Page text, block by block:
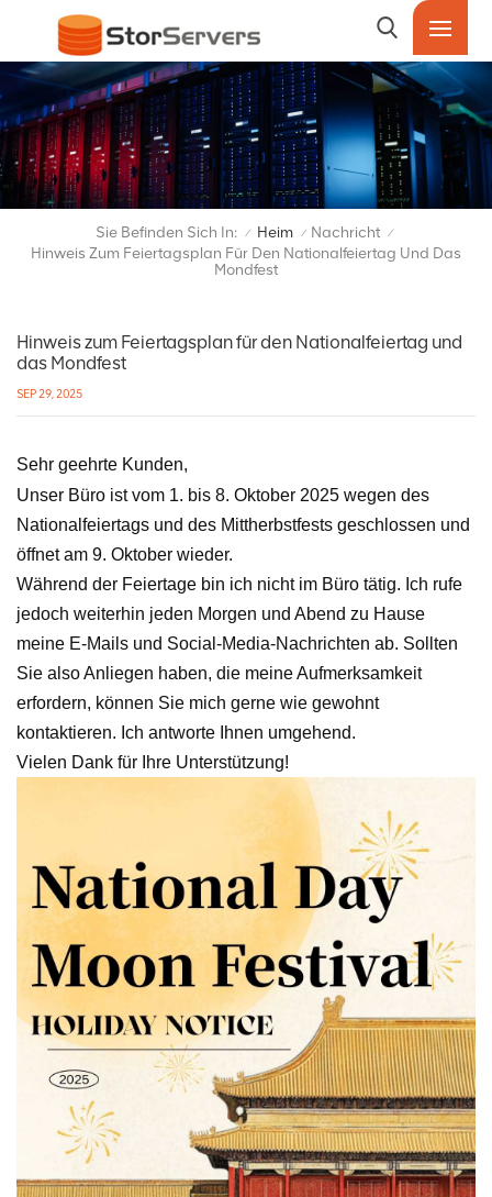
Sie Befinden Sich In: / Heim / Nachricht /
Hinweis Zum Feiertagsplan Für Den Nationalfeiertag Und Das
Mondfest
Hinweis zum Feiertagsplan für den Nationalfeiertag und
das Mondfest
SEP 29, 2025
Sehr geehrte Kunden,
Unser Büro ist vom 1. bis 8. Oktober 2025 wegen des
Nationalfeiertags und des Mittherbstfests geschlossen und
öffnet am 9. Oktober wieder.
Während der Feiertage bin ich nicht im Büro tätig. Ich rufe
jedoch weiterhin jeden Morgen und Abend zu Hause
meine E-Mails und Social-Media-Nachrichten ab. Sollten
Sie also Anliegen haben, die meine Aufmerksamkeit
erfordern, können Sie mich gerne wie gewohnt
kontaktieren. Ich antworte Ihnen umgehend.
Vielen Dank für Ihre Unterstützung!